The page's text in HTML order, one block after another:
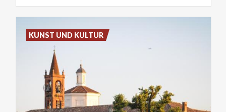
KUNST UND KULTUR